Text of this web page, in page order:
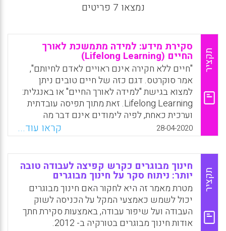
נמצאו 7 פריטים
תקציר
סקירת מידע: למידה מתמשכת לאורך
החיים (Lifelong Learning)
"חיים ללא חקירה אינם ראויים לאדם לחיותם",
אמר סוקרטס. דגם כזה של חיים טובים ניתן
למצוא בגישת "למידה לאורך החיים" או באנגלית:
Lifelong Learning. זאת מתוך תפיסה עובדתית
וערכית כאחת, לפיה לימודים אינם דבר מה
שאדם מפסיק לעשות, או ראוי שיפסיק לעשות,
ברגע שהוא מסיים את בית הספר. בסקירת מידע
זו מוצגים ארבעת היסודות של תפיסת הלמידה
המתמשכת לאורך החיים: ללמוד לדעת, ללמוד
לעשות, ללמוד לחיות חיים משותפים וללמוד
להיות.
WhatsApp
Facebook
Email
X
28-04-2020 קראו עוד...
תקציר
חינוך מבוגרים כקרש קפיצה לעבודה טובה
יותר: ניתוח סקר על חינוך מבוגרים
מטרת מאמר זה היא לחקור האם חינוך מבוגרים
יכול לשמש כאמצעי המקל על הכניסה לשוק
העבודה ועל שיפור עבודה, באמצעות סקירת חתך
אודות חינוך מבוגרים בטורקיה ב- 2012.